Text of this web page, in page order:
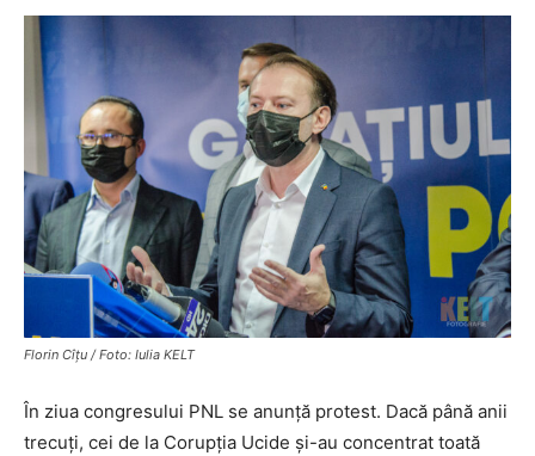
Florin Cîțu / Foto: Iulia KELT
În ziua congresului PNL se anunță protest. Dacă până anii
trecuți, cei de la Corupția Ucide și-au concentrat toată